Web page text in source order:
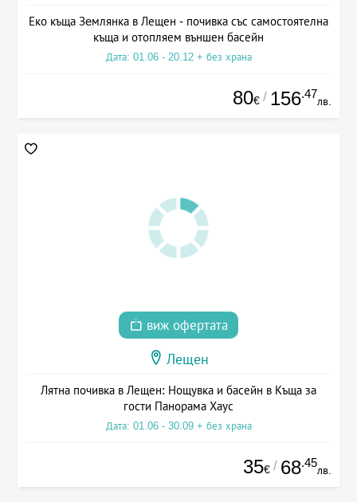
Еко къща Зeмлянка в Лещен - почивка със самостоятелна
къща и отопляем външен басейн
Дата: 01.06 - 20.12 + без храна
80€ / 156.47
лв.
виж офертата
Лещен
Лятна почивка в Лещен: Нощувка и басейн в Къща за
гости Панорама Хаус
Дата: 01.06 - 30.09 + без храна
35€ / 68.45
лв.